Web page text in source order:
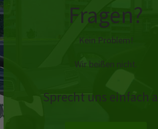
Fragen?
Kein Problem!
Wir beißen nicht.
Sprecht uns einfach